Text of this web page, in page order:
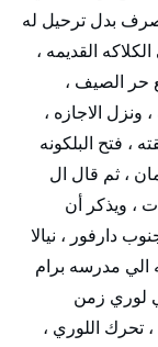
صرف بدل ترحيل له
القديمه ،
حر الصيف ،
الاجازه ،
فتح البلكونه
، ثم قال ال
، ويذكر أن
دارفور ، نيالا
الي مدرسه برام
لوري زمن
، تحرك اللوري ،